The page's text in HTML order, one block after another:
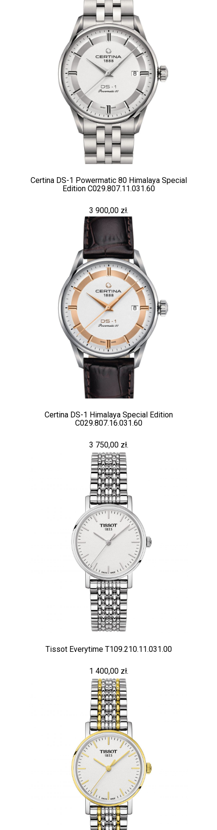
Certina DS-1 Powermatic 80 Himalaya Special
Edition C029.807.11.031.60
3 900,00 zł.
Certina DS-1 Himalaya Special Edition
C029.807.16.031.60
3 750,00 zł.
Tissot Everytime T109.210.11.031.00
1 400,00 zł.